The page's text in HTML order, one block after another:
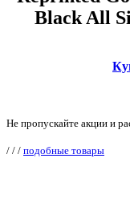
Black All
Не пропускайте акции и
/ / / подобные товары